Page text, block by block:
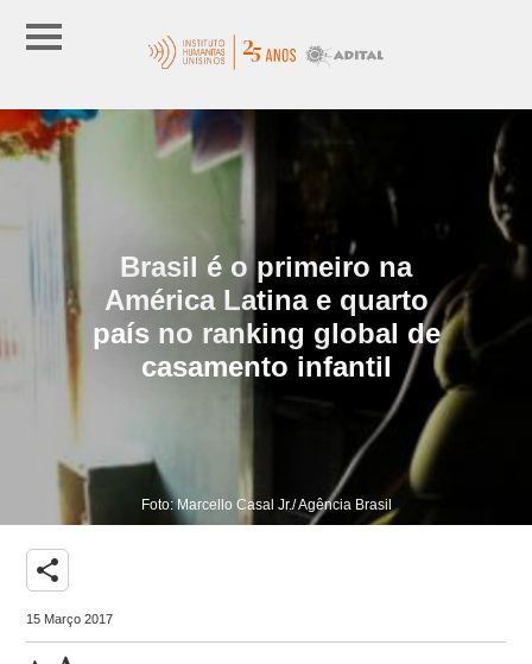
Brasil é o primeiro na
América Latina e quarto
país no ranking global de
casamento infantil
Foto: Marcello Casal Jr./ Agência Brasil
share
15 Março 2017